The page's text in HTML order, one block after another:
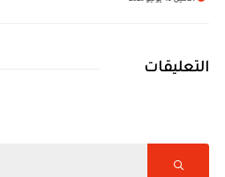
التعليقات